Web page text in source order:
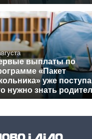
выплаты по
«Пакет
уже
нужно знать